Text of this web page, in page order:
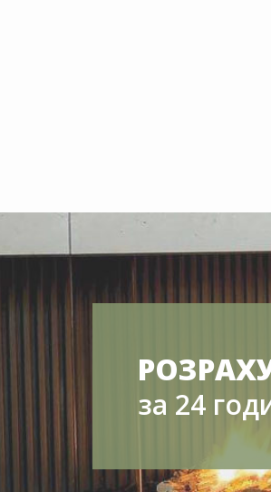
за 24